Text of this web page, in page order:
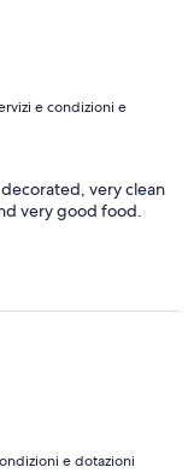
e condizioni e
very clean
very good food.
e dotazioni